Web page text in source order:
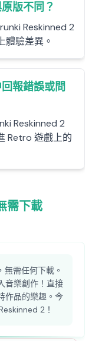
版不同？
Reskinned 2
體驗差異。
報錯誤或問
Reskinned 2
Retro 遊戲上的
需下載
需任何下載。
音樂創作！直接
作品的樂趣。今
2！